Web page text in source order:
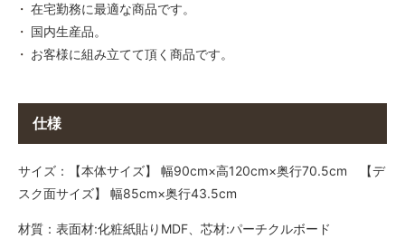
在宅勤務に最適な商品です。
国内生産品。
お客様に組み立てて頂く商品です。
仕様
サイズ：【本体サイズ】 幅90cm×高120cm×奥行70.5cm 【デ
スク面サイズ】 幅85cm×奥行43.5cm
材質：表面材:化粧紙貼りMDF、芯材:パーチクルボード